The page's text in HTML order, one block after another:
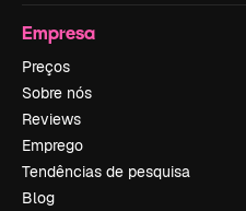
Empresa
Preços
Sobre nós
Reviews
Emprego
Tendências de pesquisa
Blog